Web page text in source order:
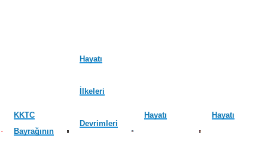
KKTC
Bayrağının
Hayatı
İlkeleri
Devrimleri
Hayatı Hayatı